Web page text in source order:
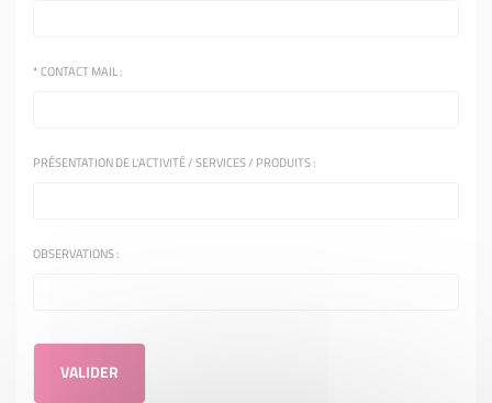
*CONTACT MAIL :
PRÉSENTATION DE L'ACTIVITÉ / SERVICES / PRODUITS :
OBSERVATIONS :